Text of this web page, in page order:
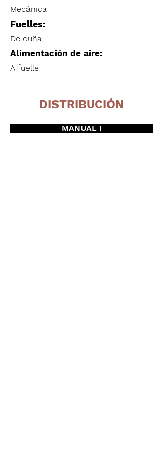
Mecánica
Fuelles:
De cuña
Alimentación de aire:
A fuelle
DISTRIBUCIÓN
MANUAL I